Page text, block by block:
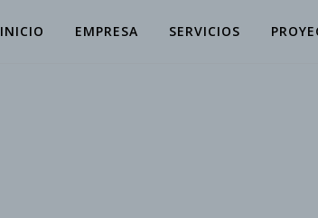
INICIO EMPRESA SERVICIOS